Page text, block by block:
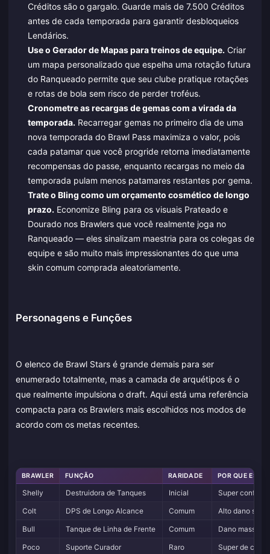
Créditos são o gargalo. Guarde mais de 7.500 Créditos
antes de cada temporada para garantir desbloqueios
Lendários.
Use o Gerador de Mapas para treinos de equipe. Criar
um mapa personalizado que espelha uma rotação futura
do Ranqueado permite que seu clube pratique rotações
e rotas de bola sem risco de perder troféus.
Cronometre as recargas de gemas com a virada da
temporada. Recarregar gemas no primeiro dia de uma
nova temporada do Brawl Pass maximiza o valor, pois
cada patamar que você progride retorna imediatamente
recompensas do passe, enquanto recargas no meio da
temporada pulam menos patamares restantes por gema.
Trate o Bling como um orçamento cosmético de longo
prazo. Economize Bling para os visuais Prateado e
Dourado nos Brawlers que você realmente joga no
Ranqueado — eles sinalizam maestria para os colegas de
equipe e são muito mais impressionantes do que uma
skin comum comprada aleatoriamente.
Personagens e Funções
O elenco de Brawl Stars é grande demais para ser
enumerado totalmente, mas a camada de arquétipos é o
que realmente impulsiona o draft. Aqui está uma referência
compacta para os Brawlers mais escolhidos nos modos de
acordo com os metas recentes.
BRAWLER FUNÇÃO RARIDADE POR QUE
Shelly Destruidora de Tanques Inicial
Super
Colt
DPS de Longo Alcance Comum
Alto dano
Bull
Tanque de Linha de Frente Comum
Dano massivo
Poco
Suporte Curador Raro
Super de cura